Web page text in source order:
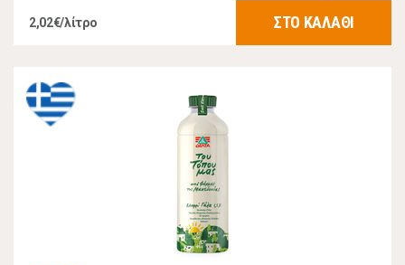
2,02€/λίτρο ΣΤΟ ΚΑΛΑΘΙ